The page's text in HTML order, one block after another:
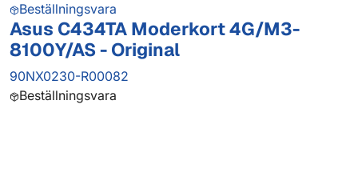
Beställningsvara
Asus C434TA Moderkort 4G/M3-
8100Y/AS - Original
90NX0230-R00082
Beställningsvara